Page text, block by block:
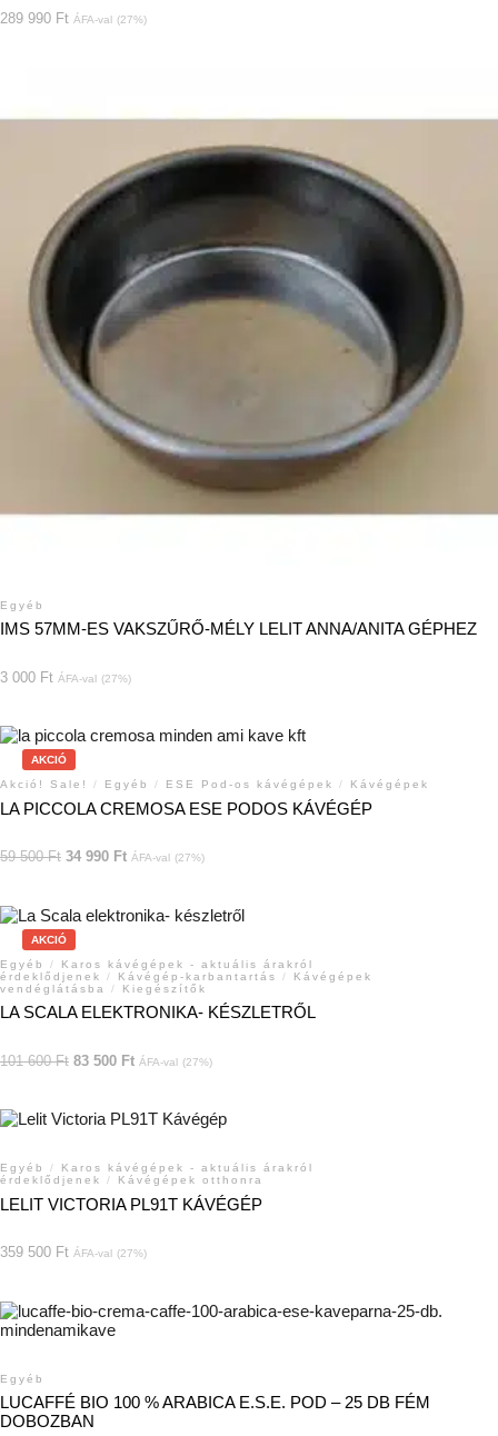
289 990 Ft ÁFA-val (27%)
Egyéb
IMS 57MM-ES VAKSZŰRŐ-MÉLY LELIT ANNA/ANITA GÉPHEZ
3 000 Ft ÁFA-val (27%)
AKCIÓ
Akció! Sale!
/ Egyéb / ESE Pod-os kávégépek / Kávégépek
LA PICCOLA CREMOSA ESE PODOS KÁVÉGÉP
59 500Ft 34 990 Ft ÁFA-val (27%)
AKCIÓ
Egyéb
/
Karos kávégépek - aktuális árakról
érdeklődjenek
/ Kávégép-karbantartás /
Kávégépek
vendéglátásba
/ Kiegészítők
LA SCALA ELEKTRONIKA- KÉSZLETRŐL
101 600Ft 83 500 Ft ÁFA-val (27%)
Egyéb /
Karos kávégépek - aktuális árakról
érdeklődjenek
/ Kávégépek otthonra
LELIT VICTORIA PL91T KÁVÉGÉP
359 500 Ft ÁFA-val (27%)
Egyéb
LUCAFFÉ BIO 100 % ARABICA E.S.E. POD – 25 DB FÉM
DOBOZBAN